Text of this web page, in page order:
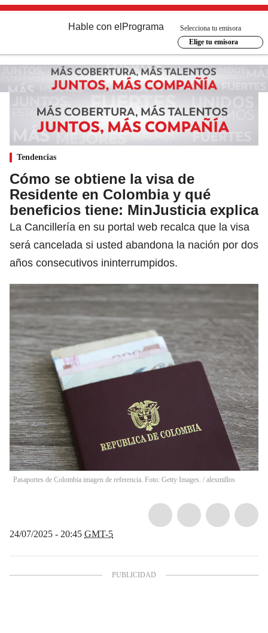
Hable con el Programa
Selecciona tu emisora
Elige tu emisora
Tendencias
Cómo se obtiene la visa de
Residente en Colombia y qué
beneficios tiene: MinJusticia explica
La Cancillería en su portal web recalca que la visa
será cancelada si usted abandona la nación por dos
años consecutivos ininterrumpidos.
Pasaportes de Colombia imagen de referencia. Foto: Getty Images. / alexmillos
24/07/2025 - 20:45 GMT-5